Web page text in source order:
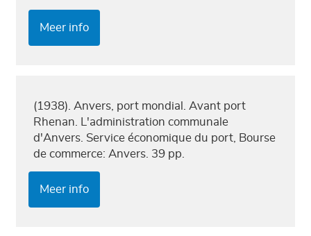
Meer info
(1938). Anvers, port mondial. Avant port
Rhenan. L'administration communale
d'Anvers. Service économique du port, Bourse
de commerce: Anvers. 39 pp.
Meer info